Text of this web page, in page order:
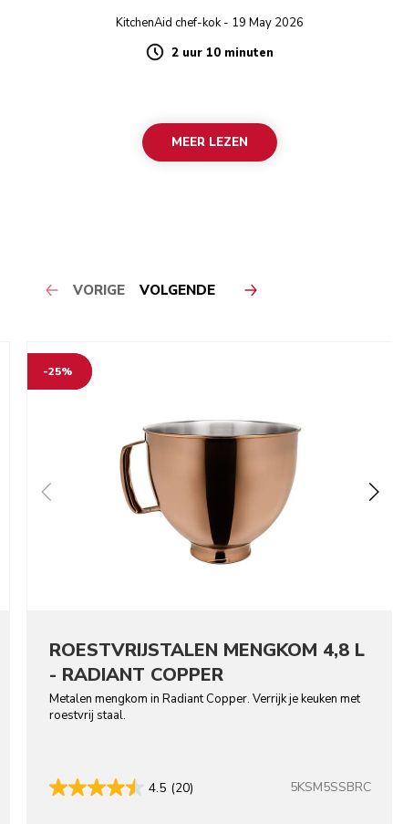
KitchenAid chef-kok - 19 May 2026
Duration2 uur 10 minuten
MEER LEZEN
VORIGE VOLGENDE
-25%
ROESTVRIJSTALEN MENGKOM 4,8 L
- RADIANT COPPER
Metalen mengkom in Radiant Copper. Verrijk je keuken met
roestvrij staal.
4.5 (20) 5KSM5SSBRC